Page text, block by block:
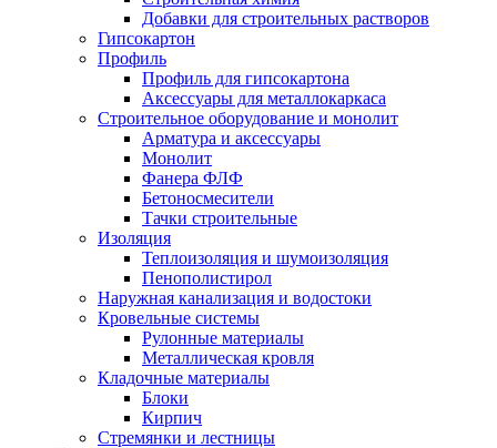
Добавки для строительных растворов
Гипсокартон
Профиль
Профиль для гипсокартона
Аксессуары для металлокаркаса
Строительное оборудование и монолит
Арматура и аксессуары
Монолит
Фанера ФЛФ
Бетоносмесители
Тачки строительные
Изоляция
Теплоизоляция и шумоизоляция
Пенополистирол
Наружная канализация и водостоки
Кровельные системы
Рулонные материалы
Металлическая кровля
Кладочные материалы
Блоки
Кирпич
Стремянки и лестницы